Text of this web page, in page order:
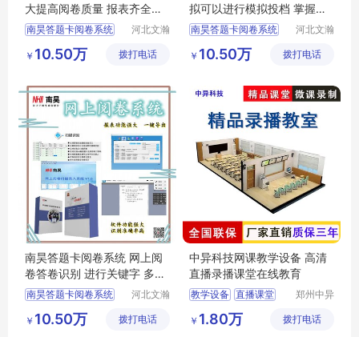
大提高阅卷质量 报表齐全一
键导出
南昊答题卡阅卷系统
教育阅卷系统
电子评卷系统
河北文瀚
技发展有
￥ 10.50万 拨打电话
拟可以进行模拟投档 掌握学
生上线情况
南昊答题卡阅卷系统
中学网上阅卷
计算机阅卷系统
河北文瀚
技发展有
￥ 10.50万 拨打电话
南昊答题卡阅卷系统 网上阅
卷答卷识别 进行关键字 多字
段校对
南昊答题卡阅卷系统
中学网上阅卷
河北文瀚
技发展有
￥ 10.50万 拨打电话
中异科技网课教学设备 高清
直播录播课堂在线教育
教学设备 直播课堂
在线教育
郑州中异
有限公司
￥ 1.80万 拨打电话